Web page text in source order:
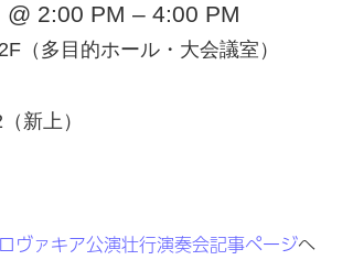
2:00 PM – 4:00 PM
（多目的ホール・大会議室）
新上）
ヴァキア公演壮行演奏会記事ページへ